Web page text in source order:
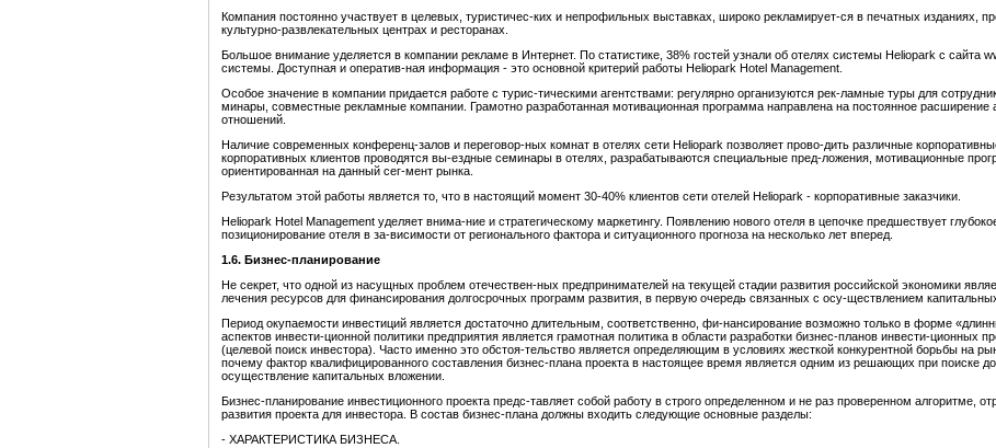
Компания постоянно участвует в целевых, туристичес-ких и непрофильных выставках, широко рекламирует-ся в печатных изданиях,
культурно-развлекательных центрах и ресторанах.
Большое внимание уделяется в компании рекламе в Интернет. По статистике, 38% гостей узнали об отелях системы Heliopark с сайта
системы. Доступная и оператив-ная информация - это основной критерий работы Heliopark Hotel Management.
Особое значение в компании придается работе с турис-тическими агентствами: регулярно организуются рек-ламные туры для
минары, совместные рекламные компании. Грамотно разработанная мотивационная программа направлена на постоянное расширение
отношений.
Наличие современных конференц-залов и переговор-ных комнат в отелях сети Heliopark позволяет прово-дить различные
корпоративных клиентов проводятся вы-ездные семинары в отелях, разрабатываются специальные пред-ложения, мотивационные
ориентированная на данный сег-мент рынка.
Результатом этой работы является то, что в настоящий момент 30-40% клиентов сети отелей Heliopark - корпоративные заказчики.
Heliopark Hotel Management уделяет внима-ние и стратегическому маркетингу. Появлению нового отеля в цепочке предшествует
позиционирование отеля в за-висимости от регионального фактора и ситуационного прогноза на несколько лет вперед.
1.6. Бизнес-планирование
Не секрет, что одной из насущных проблем отечествен-ных предпринимателей на текущей стадии развития российской экономики
лечения ресурсов для финансирования долгосрочных программ развития, в первую очередь связанных с осу-ществлением
Период окупаемости инвестиций является достаточно длительным, соответственно, фи-нансирование возможно только в форме
аспектов инвести-ционной политики предприятия является грамотная политика в области разработки бизнес-планов инвести-ционных
(целевой поиск инвестора). Часто именно это обстоя-тельство является определяющим в условиях жесткой конкурентной борьбы на
почему фактор квалифицированного составления бизнес-плана проекта в настоящее время является одним из решающих при поиске
осуществление капитальных вложении.
Бизнес-планирование инвестиционного проекта предс-тавляет собой работу в строго определенном и не раз проверенном
развития проекта для инвестора. В состав бизнес-плана должны входить следующие основные разделы:
- ХАРАКТЕРИСТИКА БИЗНЕСА.